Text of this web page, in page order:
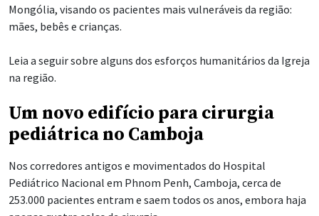
Mongólia, visando os pacientes mais vulneráveis da região:
mães, bebês e crianças.
Leia a seguir sobre alguns dos esforços humanitários da Igreja
na região.
Um novo edifício para cirurgia
pediátrica no Camboja
Nos corredores antigos e movimentados do Hospital
Pediátrico Nacional em Phnom Penh, Camboja, cerca de
253.000 pacientes entram e saem todos os anos, embora haja